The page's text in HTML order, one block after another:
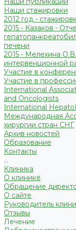
Наши стажировки
2012 год -
2015 - Казаков -
печени
2015 - Мелехина
интервенционной
Участие в
Участие в
International
and Oncologists
International
Международная
хирургии стран СНГ
Архив новостей
Образование
Контакты
...
Клиника
О клинике
Обращение
О сайте
Руководитель
Отзывы
Лечение